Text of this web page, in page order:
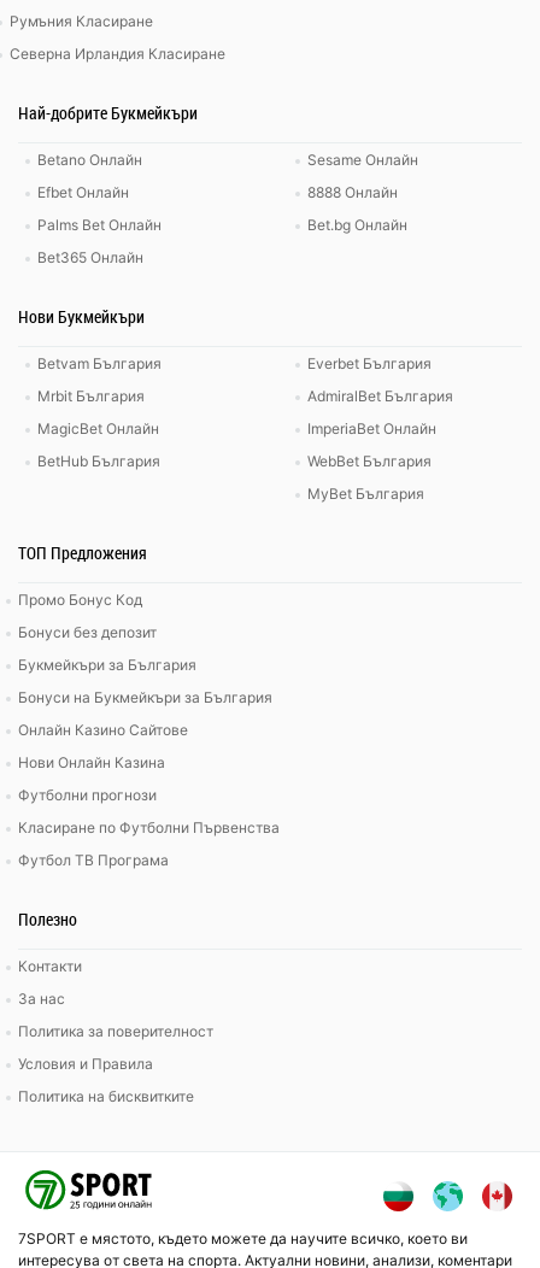
Румъния Класиране
Северна Ирландия Класиране
Най-добрите Букмейкъри
Betano Онлайн
Efbet Онлайн
Palms Bet Онлайн
Bet365 Онлайн
Sesame Онлайн
8888 Онлайн
Bet.bg Онлайн
Нови Букмейкъри
Betvam България
Mrbit България
MagicBet Онлайн
BetHub България
Everbet България
AdmiralBet България
ImperiaBet Онлайн
WebBet България
MyBet България
ТОП Предложения
Промо Бонус Код
Бонуси без депозит
Букмейкъри за България
Бонуси на Букмейкъри за България
Онлайн Казино Сайтове
Нови Онлайн Казина
Футболни прогнози
Класиране по Футболни Първенства
Футбол ТВ Програма
Полезно
Контакти
За нас
Политика за поверителност
Условия и Правила
Политика на бисквитките
7SPORT е мястото, където можете да научите всичко, което ви
интересува от света на спорта. Актуални новини, анализи, коментари